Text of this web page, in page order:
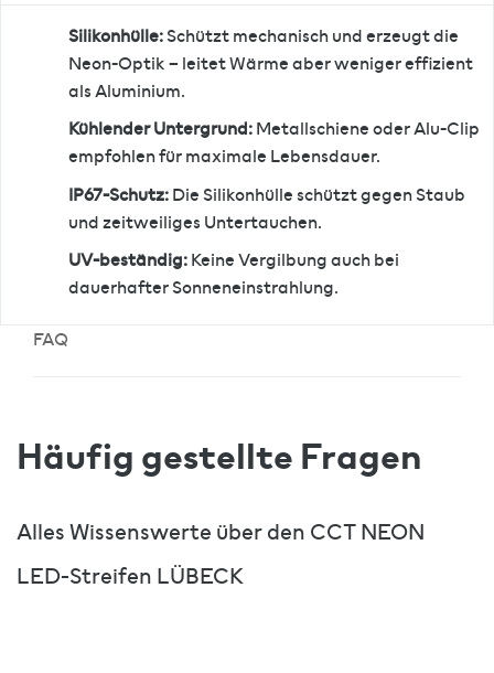
Silikonhülle:Schützt mechanisch und erzeugt die
Neon-Optik – leitet Wärme aber weniger effizient
als Aluminium.
Kühlender Untergrund:Metallschiene oder Alu-Clip
empfohlen für maximale Lebensdauer.
IP67-Schutz:Die Silikonhülle schützt gegen Staub
und zeitweiliges Untertauchen.
UV-beständig:Keine Vergilbung auch bei
dauerhafter Sonneneinstrahlung.
FAQ
Häufig gestellte Fragen
Alles Wissenswerte über den CCT NEON
LED-Streifen LÜBECK